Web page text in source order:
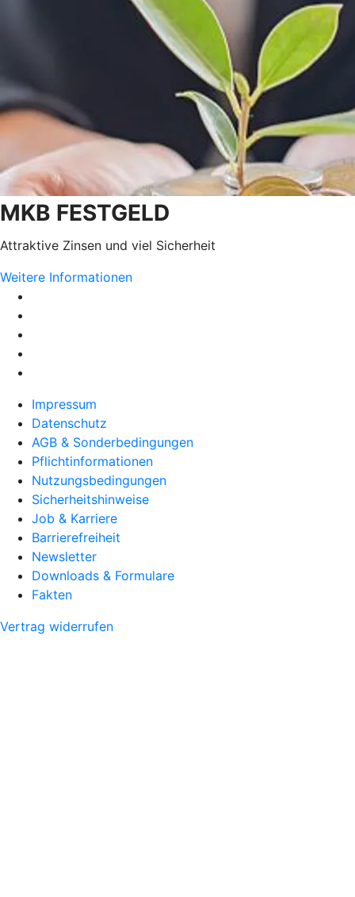
MKB FESTGELD
Attraktive Zinsen und viel Sicherheit
Weitere Informationen
Impressum
Datenschutz
AGB & Sonderbedingungen
Pflichtinformationen
Nutzungsbedingungen
Sicherheitshinweise
Job & Karriere
Barrierefreiheit
Newsletter
Downloads & Formulare
Fakten
Vertrag widerrufen